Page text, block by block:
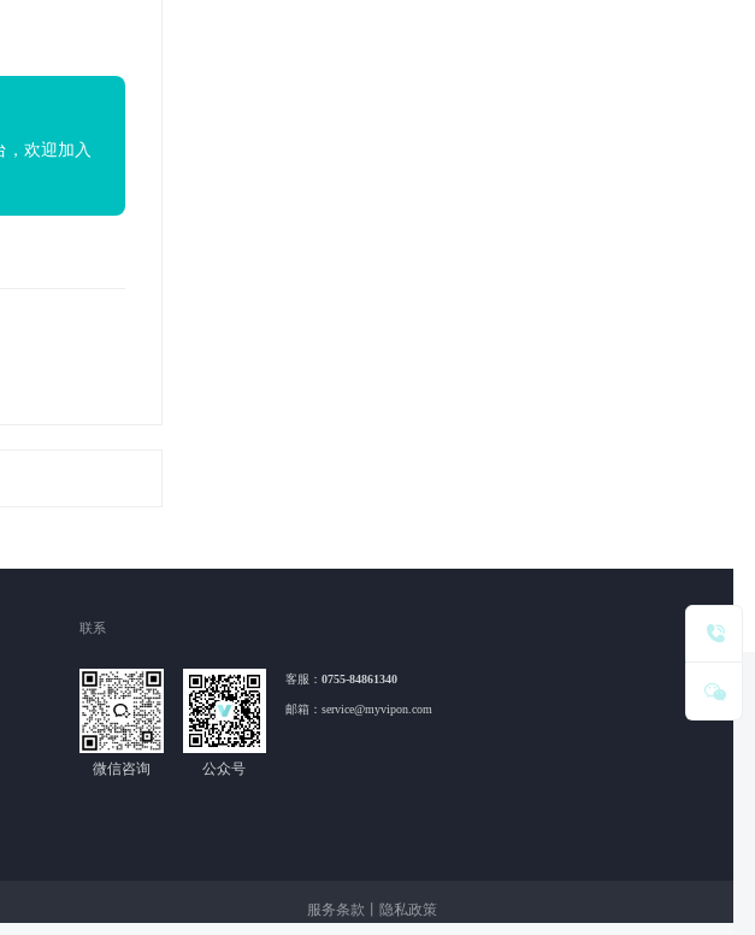
欢迎加入
联系
微信咨询 公众号
客服：0755-84861340
邮箱：service@myvipon.com
服务条款 隐私政策